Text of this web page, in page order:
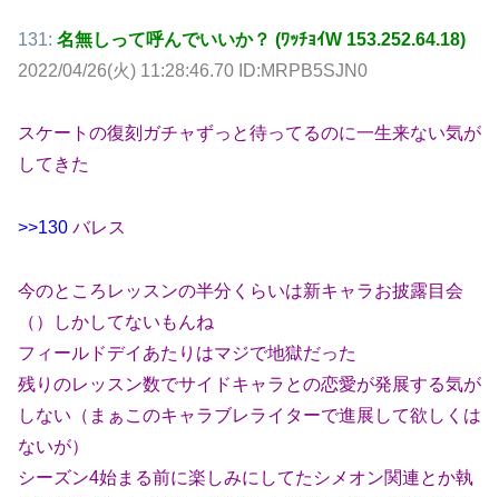
131: 名無しって呼んでいいか？ (ﾜｯﾁｮｲW 153.252.64.18)
2022/04/26(火) 11:28:46.70 ID:MRPB5SJN0
スケートの復刻ガチャずっと待ってるのに一生来ない気が
してきた
>>130 バレス
今のところレッスンの半分くらいは新キャラお披露目会
（）しかしてないもんね
フィールドデイあたりはマジで地獄だった
残りのレッスン数でサイドキャラとの恋愛が発展する気が
しない（まぁこのキャラブレライターで進展して欲しくは
ないが）
シーズン4始まる前に楽しみにしてたシメオン関連とか執